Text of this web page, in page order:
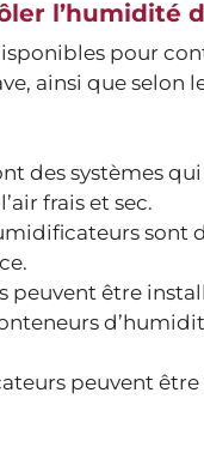
l’humidité
pour
ainsi que
des systèmes
frais et sec.
sont
peuvent être
peuvent